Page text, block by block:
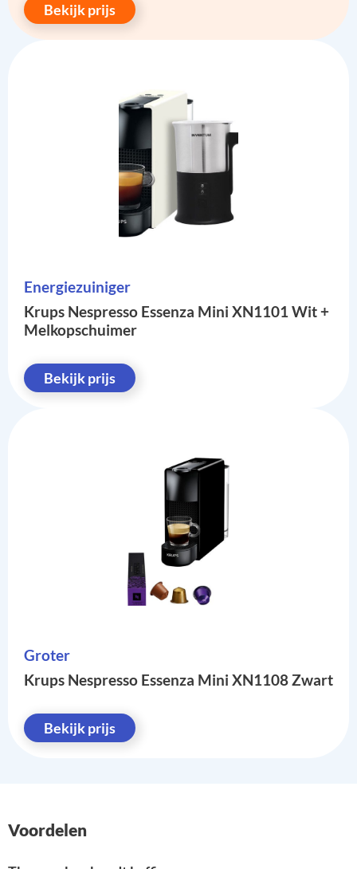
Bekijk prijs
Energiezuiniger
Krups Nespresso Essenza Mini XN1101 Wit +
Melkopschuimer
Bekijk prijs
Groter
Krups Nespresso Essenza Mini XN1108 Zwart
Bekijk prijs
Voordelen